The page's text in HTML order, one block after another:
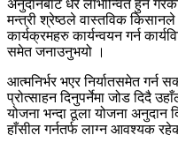
अनुदानबाट धेरै लाभान्वित हुने
मन्त्री श्रेष्ठले वास्तविक
कार्यक्रमहरु कार्यन्वयन गर्न
समेत जनाउनुभयो ।
आत्मनिर्भर भएर निर्यातसमेत गर्न
प्रोत्साहन दिनुपर्नेमा जोड दिदै
योजना भन्दा ठूला योजना अनुदान
हाँसील गर्नतर्फ लाग्न आवश्यक